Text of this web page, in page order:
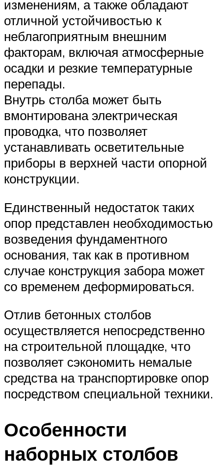
изменениям, а также обладают
отличной устойчивостью к
неблагоприятным внешним
факторам, включая атмосферные
осадки и резкие температурные
перепады.
Внутрь столба может быть
вмонтирована электрическая
проводка, что позволяет
устанавливать осветительные
приборы в верхней части опорной
конструкции.
Единственный недостаток таких
опор представлен необходимостью
возведения фундаментного
основания, так как в противном
случае конструкция забора может
со временем деформироваться.
Отлив бетонных столбов
осуществляется непосредственно
на строительной площадке, что
позволяет сэкономить немалые
средства на транспортировке опор
посредством специальной техники.
Особенности
наборных столбов